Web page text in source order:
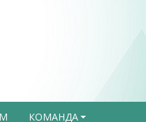
КОМАНДА